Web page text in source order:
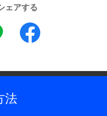
かる！
り4戦、賞金王争いも
ンキングトップの金谷
2勝、トップ10入り9回
さらに、4位は蝉川泰
ツアー後半戦は高額賞
ェアする
LINE
法